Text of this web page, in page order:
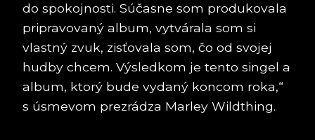
do spokojnosti. Súčasne som produkovala
pripravovaný album, vytvárala som si
vlastný zvuk, zisťovala som, čo od svojej
hudby chcem. Výsledkom je tento singel a
album, ktorý bude vydaný koncom roka,“
s úsmevom prezrádza Marley Wildthing.